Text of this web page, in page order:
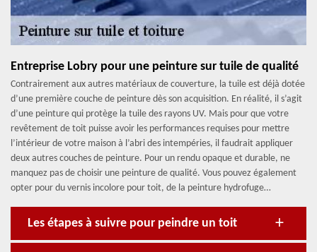
Entreprise Lobry pour une peinture sur tuile de qualité
Contrairement aux autres matériaux de couverture, la tuile est déjà dotée
d’une première couche de peinture dès son acquisition. En réalité, il s’agit
d’une peinture qui protège la tuile des rayons UV. Mais pour que votre
revêtement de toit puisse avoir les performances requises pour mettre
l’intérieur de votre maison à l’abri des intempéries, il faudrait appliquer
deux autres couches de peinture. Pour un rendu opaque et durable, ne
manquez pas de choisir une peinture de qualité. Vous pouvez également
opter pour du vernis incolore pour toit, de la peinture hydrofuge…
Les étapes à suivre pour peindre un toit